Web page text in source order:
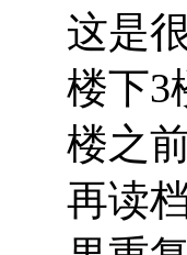
这是
楼下3
楼之
再读